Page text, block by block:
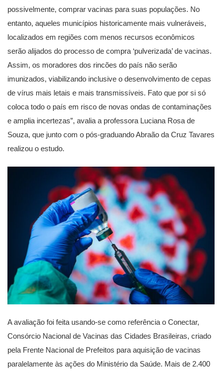
possivelmente, comprar vacinas para suas populações. No
entanto, aqueles municípios historicamente mais vulneráveis,
localizados em regiões com menos recursos econômicos
serão alijados do processo de compra ‘pulverizada’ de vacinas.
Assim, os moradores dos rincões do país não serão
imunizados, viabilizando inclusive o desenvolvimento de cepas
de vírus mais letais e mais transmissíveis. Fato que por si só
coloca todo o país em risco de novas ondas de contaminações
e amplia incertezas”, avalia a professora Luciana Rosa de
Souza, que junto com o pós-graduando Abraão da Cruz Tavares
realizou o estudo.
A avaliação foi feita usando-se como referência o Conectar,
Consórcio Nacional de Vacinas das Cidades Brasileiras, criado
pela Frente Nacional de Prefeitos para aquisição de vacinas
paralelamente às ações do Ministério da Saúde. Mais de 2.400